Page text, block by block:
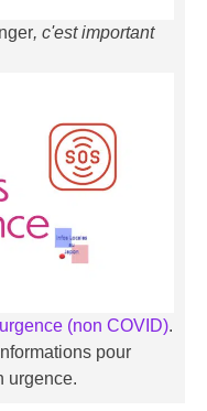
, c'est important
(non COVID).
pour
urgence.